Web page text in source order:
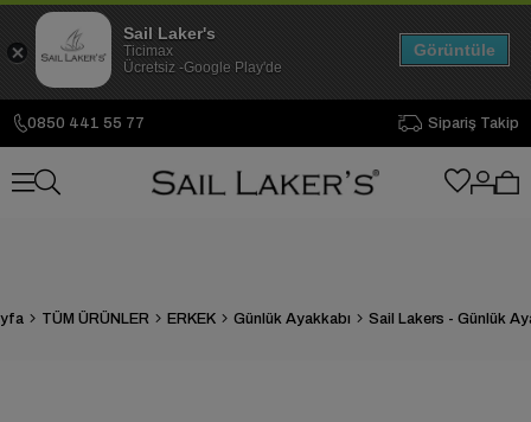
0850 441 55 77 Sipariş Takip
TÜM ÜRÜNLER ERKEK Günlük Ayakkabı Sail Lakers - Günlük
Sail Laker's
Ticimax
Ücretsiz -Google Play'de
Görüntüle